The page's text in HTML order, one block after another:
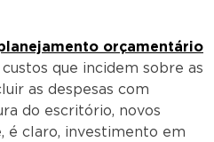
orçamentário
que incidem sobre as
as despesas com
do escritório, novos
é claro, investimento em